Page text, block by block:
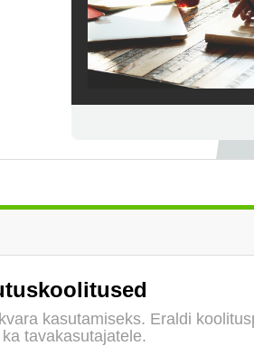
kasutamiseks. Eraldi
tavakasutajatele.
lugudest